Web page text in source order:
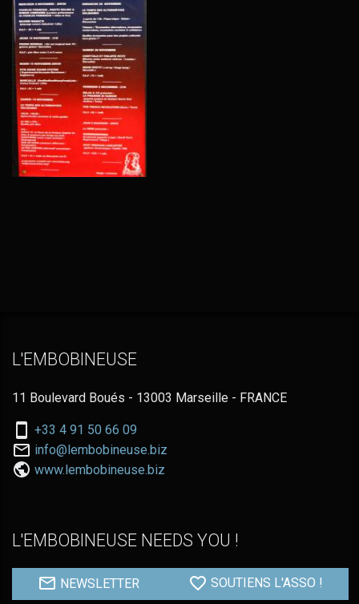
L'EMBOBINEUSE
11 Boulevard Boués - 13003 Marseille - FRANCE
Nous
téléphoner
au:
+33 4 91 50 66 09
Nous
contacter
info@lembobineuse.biz
www.lembobineuse.biz
L'EMBOBINEUSE NEEDS YOU !
NEWSLETTER SOUTIENS L'ASSO !